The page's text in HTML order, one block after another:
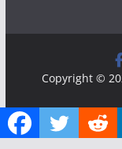
Copyright ©
Tema:ColorMag